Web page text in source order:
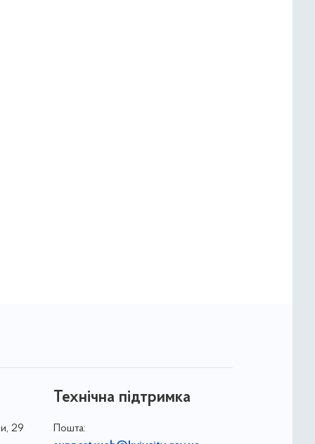
29
Технічна підтримка
Пошта: